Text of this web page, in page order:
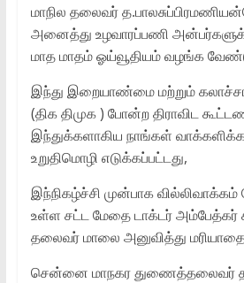
மாநில தலைவர்
அனைத்து உழவாரப்பணி
மாத மாதம் ஓய்வூதியம் வழங்க
இந்து இறையாண்மை மற்றும்
(திக திமுக ) போன்ற திராவிட
இந்துக்களாகிய நாங்கள்
உறுதிமொழி எடுக்கப்பட்டது,
இந்நிகழ்ச்சி முன்பாக வில்லிவாக்கம்
உள்ள சட்ட மேதை டாக்டர் அம்பேத்கர்
தலைவர் மாலை அனுவித்து
சென்னை மாநகர துணைத்தலைவர்